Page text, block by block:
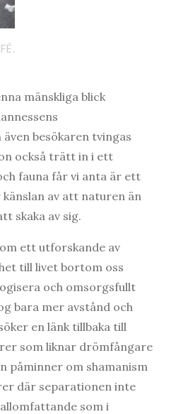
mänskliga blick
besökaren tvingas
också trätt in i ett
fauna får vi anta är ett
av att naturen än
skaka av sig.
ett utforskande av
till livet bortom oss
och omsorgsfullt
bara mer avstånd och
en länk tillbaka till
som liknar drömfångare
påminner om shamanism
där separationen inte
som i